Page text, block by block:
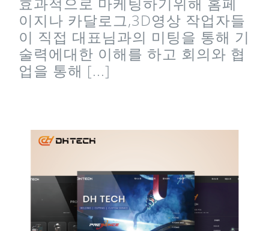
이지나 카달로그,3D영상 작업자들
이 직접 대표님과의 미팅을 통해 기
술력에대한 이해를 하고 회의와 협
업을 통해 [...]